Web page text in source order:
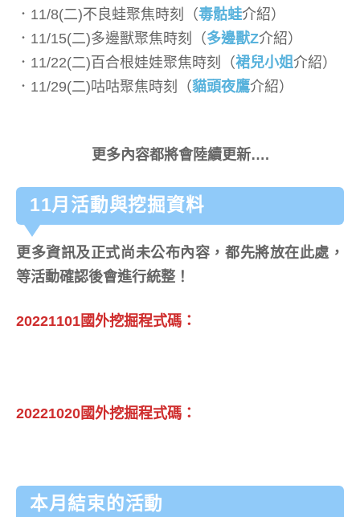
．11/8(二)不良蛙聚焦時刻（毒骷蛙介紹）
．11/15(二)多邊獸聚焦時刻（多邊獸Z介紹）
．11/22(二)百合根娃娃聚焦時刻（裙兒小姐介紹）
．11/29(二)咕咕聚焦時刻（貓頭夜鷹介紹）
更多內容都將會陸續更新….
11月活動與挖掘資料
更多資訊及正式尚未公布內容，都先將放在此處，
等活動確認後會進行統整！
20221101國外挖掘程式碼：
20221020國外挖掘程式碼：
本月結束的活動